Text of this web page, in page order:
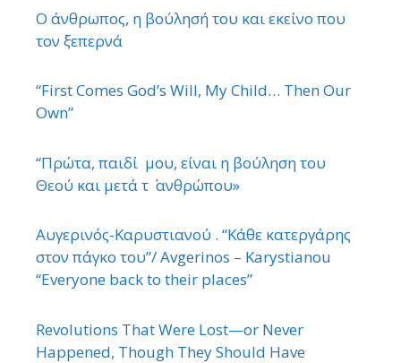
Ο άνθρωπος, η βούλησή του και εκείνο που
τον ξεπερνά
“First Comes God’s Will, My Child… Then Our
Own”
“Πρώτα, παιδί μου, είναι η βούληση του
Θεού και μετά τ ΄ ανθρώπου»
Αυγερινός-Καρυστιανού . “Κάθε κατεργάρης
στον πάγκο του”/ Avgerinos – Karystianou
“Εveryone back to their places”
Revolutions That Were Lost—or Never
Happened, Though They Should Have